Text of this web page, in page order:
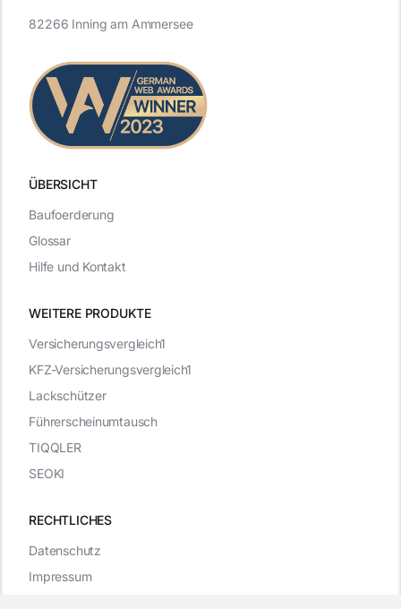
ÜBERSICHT
WEITERE PRODUKTE
Versicherungsvergleich1
KFZ-Versicherungsvergleich1
Lackschützer
Führerscheinumtausch
TIQQLER
SEOKI
RECHTLICHES
82266 Inning am Ammersee
Datenschutz
Impressum
Baufoerderung
Glossar
Hilfe und Kontakt